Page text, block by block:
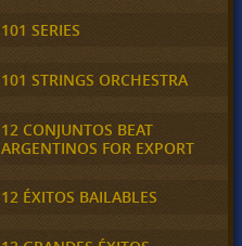
101 SERIES
101 STRINGS ORCHESTRA
12 CONJUNTOS BEAT
ARGENTINOS FOR EXPORT
12 ÉXITOS BAILABLES